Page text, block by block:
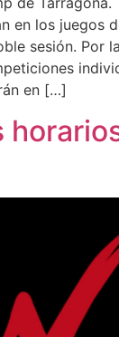
en los juegos
sesión. Por
en […]